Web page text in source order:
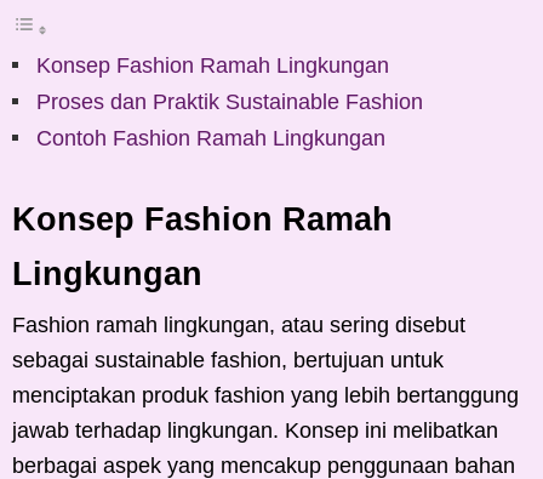
Konsep Fashion Ramah Lingkungan
Proses dan Praktik Sustainable Fashion
Contoh Fashion Ramah Lingkungan
Konsep Fashion Ramah
Lingkungan
Fashion ramah lingkungan, atau sering disebut
sebagai sustainable fashion, bertujuan untuk
menciptakan produk fashion yang lebih bertanggung
jawab terhadap lingkungan. Konsep ini melibatkan
berbagai aspek yang mencakup penggunaan bahan